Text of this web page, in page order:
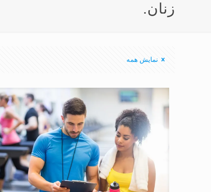
زنان.
نمایش همه